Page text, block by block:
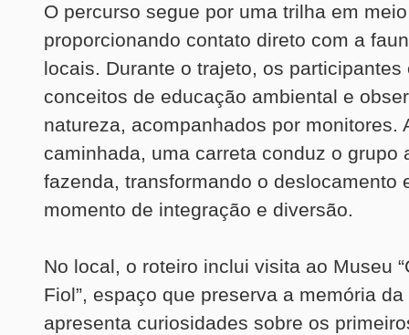
O percurso segue por uma trilha em
proporcionando contato direto com a
locais. Durante o trajeto, os participantes
conceitos de educação ambiental e
natureza, acompanhados por monitores.
caminhada, uma carreta conduz o grupo
fazenda, transformando o deslocamento
momento de integração e diversão.
No local, o roteiro inclui visita ao Museu
Fiol”, espaço que preserva a memória
apresenta curiosidades sobre os